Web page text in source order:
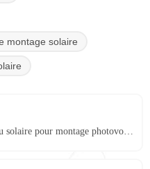
montage solaire
Pince d'extrémité de panneau solaire pour montage photovoltaïque en aluminium